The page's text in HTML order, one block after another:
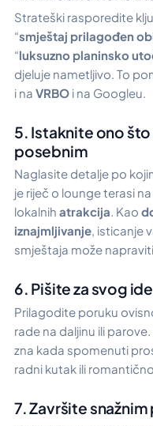
Strateški rasporedite
“smještaj prilagođen
“luksuzno planinsko
djeluje nametljivo. To
i na VRBO i na Googleu.
5. Istaknite ono
posebnim
Naglasite detalje po
je riječ o lounge terasi
lokalnih atrakcija. Kao
iznajmljivanje, isticanje
smještaja može
6. Pišite za svog
Prilagodite poruku
rade na daljinu ili
zna kada spomenuti
radni kutak ili
7. Završite